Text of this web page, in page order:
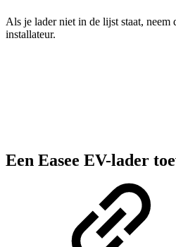
Als je lader niet in de lijst staat, neem
installateur.
Een Easee EV-lader